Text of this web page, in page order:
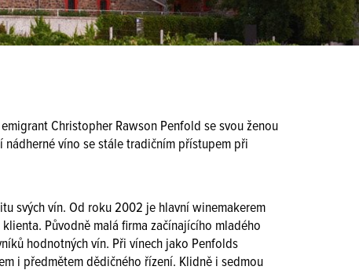
Christopher Rawson Penfold se svou ženou
nádherné víno se stále tradičním přístupem při
svých vín. Od roku 2002 je hlavní winemakerem
Původně malá firma začínajícího mladého
hodnotných vín. Při vínech jako Penfolds
i předmětem dědičného řízení. Klidně i sedmou